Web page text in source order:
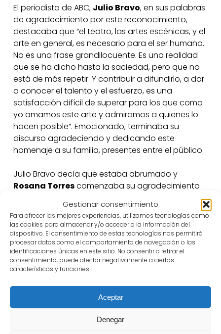
Gestionar consentimiento
Para ofrecer las mejores experiencias, utilizamos tecnologías como
las cookies para almacenar y/o acceder a la información del
dispositivo. El consentimiento de estas tecnologías nos permitirá
procesar datos como el comportamiento de navegación o las
identificaciones únicas en este sitio. No consentir o retirar el
consentimiento, puede afectar negativamente a ciertas
características y funciones.
Aceptar
Denegar
El periodista de ABC, Julio Bravo, en sus palabras
de agradecimiento por este reconocimiento,
destacaba que “el teatro, las artes escénicas, y el
arte en general, es necesario para el ser humano.
No es una frase grandilocuente. Es una realidad
que se ha dicho hasta la saciedad, pero que no
está de más repetir. Y contribuir a difundirlo, a dar
a conocer el talento y el esfuerzo, es una
satisfacción difícil de superar para los que como
yo amamos este arte y admiramos a quienes lo
hacen posible”. Emocionado, terminaba su
discurso agradeciendo y dedicando este
homenaje a su familia, presentes entre el público.
Julio Bravo decía que estaba abrumado y
Rosana Torrescomenzaba su agradecimiento
con un “estoy perpleja”, porque siente que tiene el
síndrome del impostor. “Desde mucho antes de
que se empezara a hablar de ello. A mí me han
pagado por hacer lo que ya hacía antes: iba al
teatro y por la noche nos íbamos a comentar al
espectáculo y bajaron los actores y les
preguntábamos. Y de golpe empezaron a
Destacaba que “no he visto nunca profesión
donde haya más rigor, más profesionalidad y